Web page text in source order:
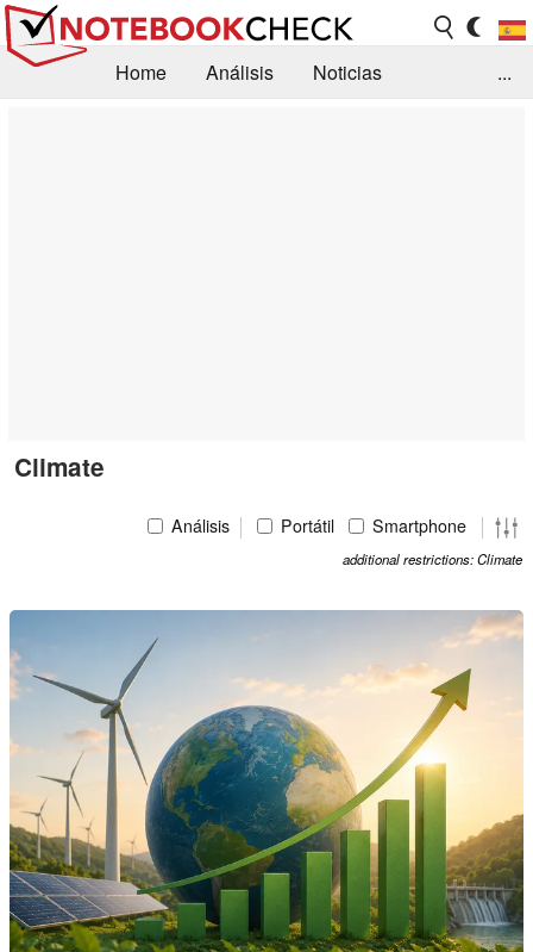
Home Análisis
Noticias
...
Climate
Análisis Portátil Smartphone
additional restrictions: Climate